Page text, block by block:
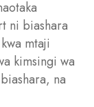
ni biashara
mtaji
kimsingi wa
na